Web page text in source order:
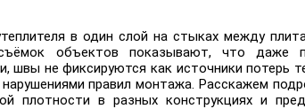
в один слой на стыках между
объектов показывают, что даже
швы не фиксируются как источники потерь
правил монтажа. Расскажем
плотности в разных конструкциях и